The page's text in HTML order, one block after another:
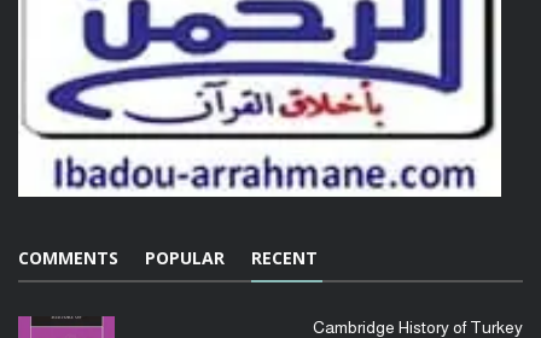
RECENT
POPULAR
COMMENTS
Cambridge History of Turkey